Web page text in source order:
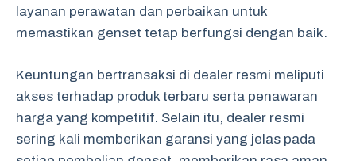
layanan perawatan dan perbaikan untuk
memastikan genset tetap berfungsi dengan baik.
Keuntungan bertransaksi di dealer resmi meliputi
akses terhadap produk terbaru serta penawaran
harga yang kompetitif. Selain itu, dealer resmi
sering kali memberikan garansi yang jelas pada